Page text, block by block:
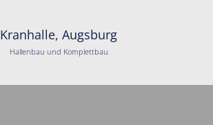
Kranhalle, Augsburg
Hallenbau und Komplettbau